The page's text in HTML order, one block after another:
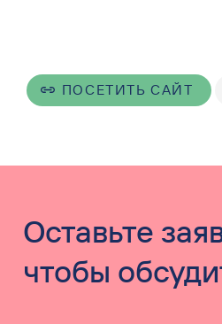
ПОСЕТИТЬ САЙТ
Оставьте
чтобы